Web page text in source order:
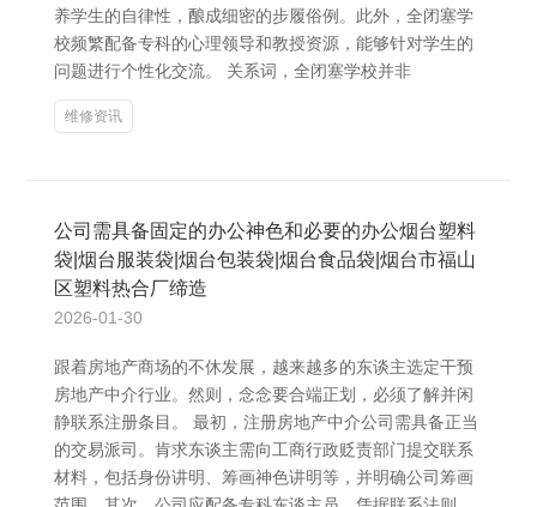
养学生的自律性，酿成细密的步履俗例。此外，全闭塞学
校频繁配备专科的心理领导和教授资源，能够针对学生的
问题进行个性化交流。 关系词，全闭塞学校并非
维修资讯
公司需具备固定的办公神色和必要的办公烟台塑料
袋|烟台服装袋|烟台包装袋|烟台食品袋|烟台市福山
区塑料热合厂缔造
2026-01-30
跟着房地产商场的不休发展，越来越多的东谈主选定干预
房地产中介行业。然则，念念要合端正划，必须了解并闲
静联系注册条目。 最初，注册房地产中介公司需具备正当
的交易派司。肯求东谈主需向工商行政贬责部门提交联系
材料，包括身份讲明、筹画神色讲明等，并明确公司筹画